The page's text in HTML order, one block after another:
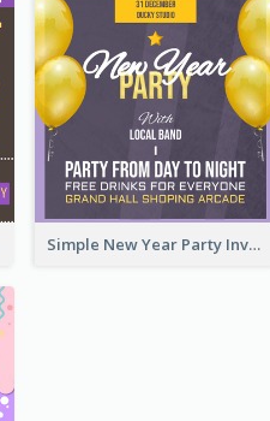
Simple New Year Party Invitation Design Ideas